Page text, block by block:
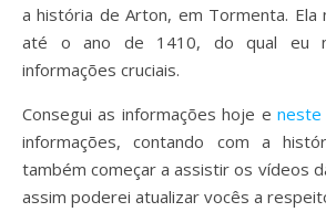
a história de Arton, em Tormenta. Ela
até o ano de 1410, do qual eu
informações cruciais.
Consegui as informações hoje e
informações, contando com a
também começar a assistir os vídeos
assim poderei atualizar vocês a